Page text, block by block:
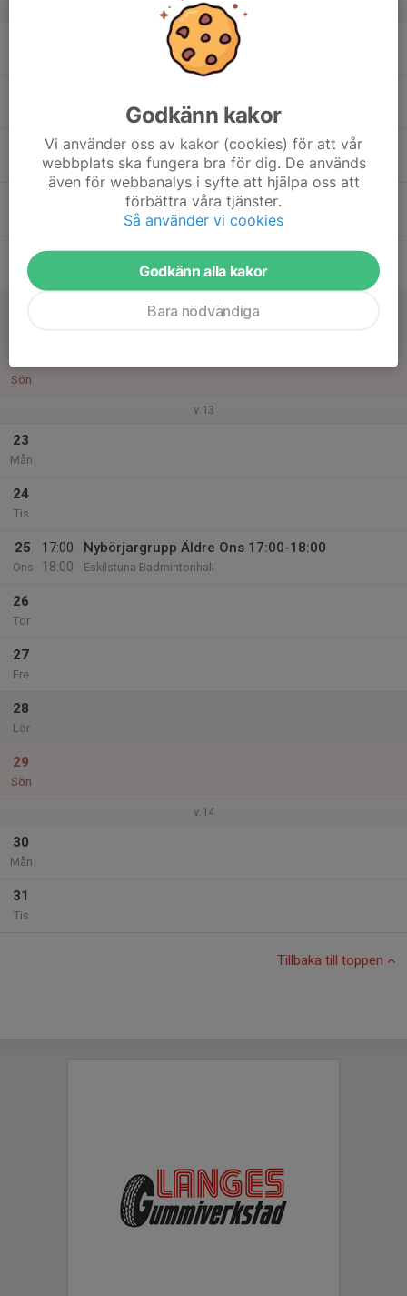
v.12
17:00
18:00
Nybörjargrupp Äldre Ons 17:00-18:00
Eskilstuna Badmintonhall
Fre
Sön
v.13
23
Mån
24
Tis
25
Ons
17:00
18:00
Nybörjargrupp Äldre Ons 17:00-18:00
Eskilstuna Badmintonhall
26
Tor
27
Fre
28
Lör
29
Sön
v.14
30
Mån
31
Tis
Tillbaka till toppen
Godkänn kakor
Vi använder oss av kakor (cookies) för att vår
webbplats ska fungera bra för dig. De används
även för webbanalys i syfte att hjälpa oss att
förbättra våra tjänster.
Så använder vi cookies
Godkänn alla kakor
Bara nödvändiga